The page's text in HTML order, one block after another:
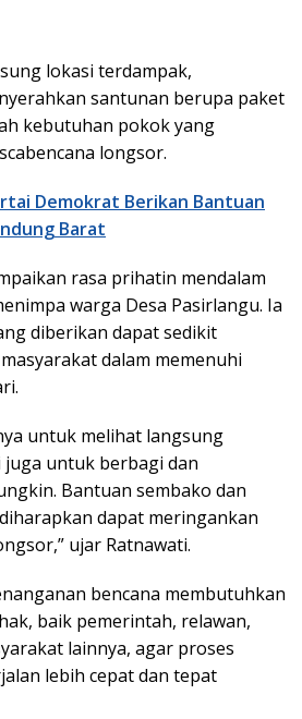
lokasi terdampak,
santunan berupa paket
kebutuhan pokok yang
longsor.
Demokrat Berikan Bantuan
Barat
rasa prihatin mendalam
warga Desa Pasirlangu. Ia
diberikan dapat sedikit
dalam memenuhi
untuk melihat langsung
untuk berbagi dan
Bantuan sembako dan
dapat meringankan
ujar Ratnawati.
bencana membutuhkan
baik pemerintah, relawan,
lainnya, agar proses
lebih cepat dan tepat